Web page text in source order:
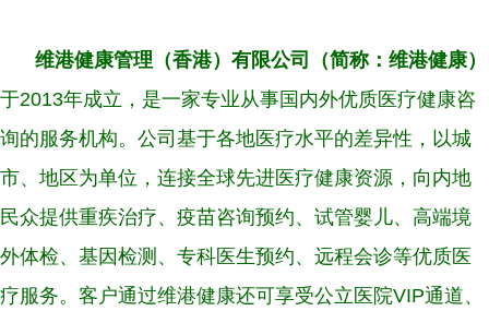
维港健康管理（香港）有限公司（简称：维港健康）
于2013年成立，是一家专业从事国内外优质医疗健康咨
询的服务机构。公司基于各地医疗水平的差异性，以城
市、地区为单位，连接全球先进医疗健康资源，向内地
民众提供重疾治疗、疫苗咨询预约、试管婴儿、高端境
外体检、基因检测、专科医生预约、远程会诊等优质医
疗服务。客户通过维港健康还可享受公立医院VIP通道、